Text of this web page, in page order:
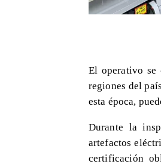
​El operativo se
regiones del
esta época,
Durante la
artefactos
certificación